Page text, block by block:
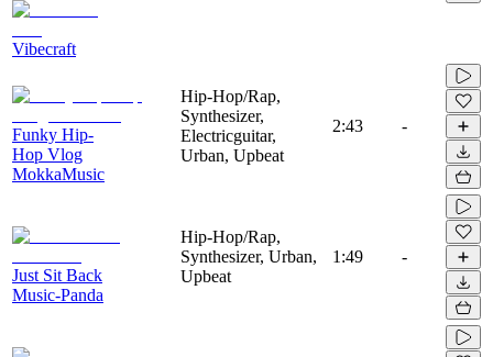
Vibecraft
Funky Hip-
Hop Vlog
MokkaMusic
Hip-Hop/Rap,
Synthesizer,
Electricguitar,
Urban, Upbeat
2:43 -
Just Sit Back
Music-Panda
Hip-Hop/Rap,
Synthesizer, Urban,
Upbeat
1:49 -